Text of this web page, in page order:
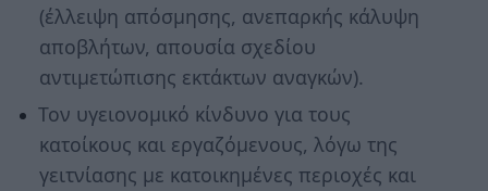
(έλλειψη απόσμησης, ανεπαρκής κάλυψη
αποβλήτων, απουσία σχεδίου
αντιμετώπισης εκτάκτων αναγκών).
Τον υγειονομικό κίνδυνο για τους
κατοίκους και εργαζόμενους, λόγω της
γειτνίασης με κατοικημένες περιοχές και